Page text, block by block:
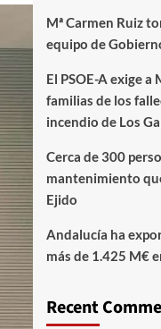
Mª Carmen Ruiz
equipo de
El PSOE-A exige
familias de los
incendio de Los
Cerca de 300
mantenimiento
Ejido
Andalucía ha
más de 1.425 M€
Recent